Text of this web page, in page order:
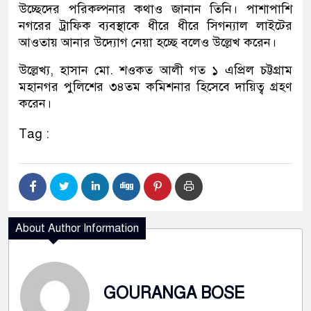
উচ্ছেদের পরিকল্পনার কথাও জানান তিনি। পাশাপাশি
নগরের ট্রাফিক ব্যবস্থাকে ধীরে ধীরে সিগন্যাল লাইটের
আওতায় আনার উদ্যোগ নেয়া হচ্ছে বলেও উল্লেখ করেন।
উল্লেখ্য, হাসান মো. শওকত আলী গত ১ এপ্রিল চট্টগ্রাম
মহানগর পুলিশের ৩৪তম কমিশনার হিসেবে দায়িত্ব গ্রহণ
করেন।
Tag :
About Author Information
GOURANGA BOSE